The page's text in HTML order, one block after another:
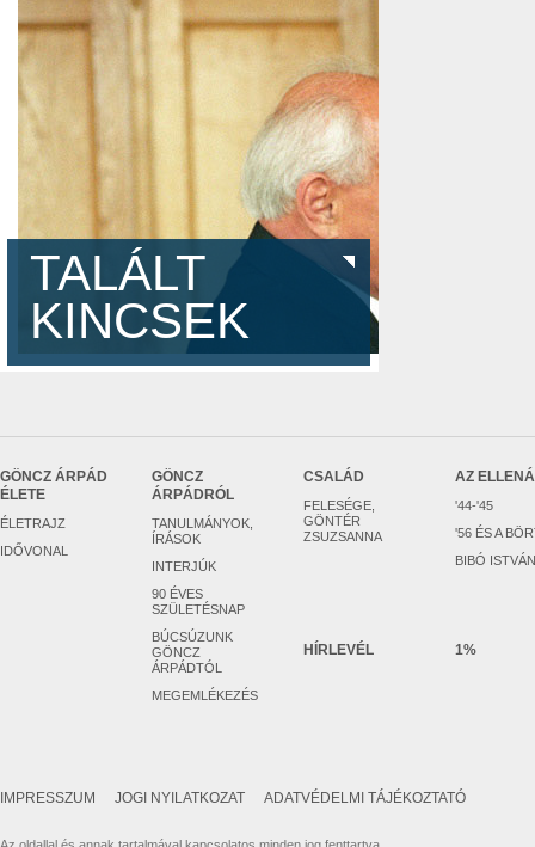
TALÁLT
KINCSEK
GÖNCZ ÁRPÁD
ÉLETE
ÉLETRAJZ
IDŐVONAL
GÖNCZ
ÁRPÁDRÓL
TANULMÁNYOK,
ÍRÁSOK
INTERJÚK
90 ÉVES
SZÜLETÉSNAP
BÚCSÚZUNK
GÖNCZ
ÁRPÁDTÓL
MEGEMLÉKEZÉS
CSALÁD
FELESÉGE,
GÖNTÉR
ZSUZSANNA
AZ
'44-'45
'56 ÉS A
BIBÓ
HÍRLEVÉL 1%
IMPRESSZUM JOGI NYILATKOZAT ADATVÉDELMI TÁJÉKOZTATÓ